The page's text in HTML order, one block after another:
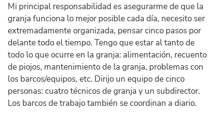
Mi principal responsabilidad es asegurarme de que la
granja funciona lo mejor posible cada día, necesito ser
extremadamente organizada, pensar cinco pasos por
delante todo el tiempo. Tengo que estar al tanto de
todo lo que ocurre en la granja: alimentación, recuento
de piojos, mantenimiento de la granja, problemas con
los barcos/equipos, etc. Dirijo un equipo de cinco
personas: cuatro técnicos de granja y un subdirector.
Los barcos de trabajo también se coordinan a diario.